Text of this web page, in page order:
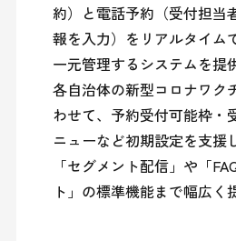
約）と電話予約（受付担当
報を入力）をリアルタイム
一元管理するシステムを提
各自治体の新型コロナワク
わせて、予約受付可能枠・
ニューなど初期設定を支援
「セグメント配信」や「
ト」の標準機能まで幅広く